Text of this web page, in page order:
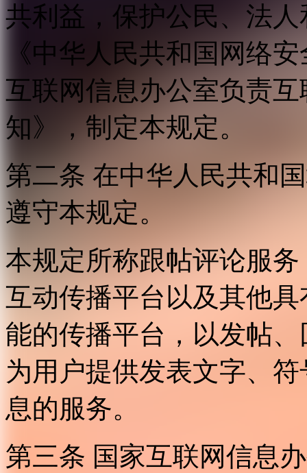
共利益，保护公民、法
《中华人民共和国网络
互联网信息办公室负责
知》，制定本规定。
第二条 在中华人民共和
遵守本规定。
本规定所称跟帖评论服
互动传播平台以及其他
能的传播平台，以发帖
为用户提供发表文字、
息的服务。
第三条 国家互联网信息